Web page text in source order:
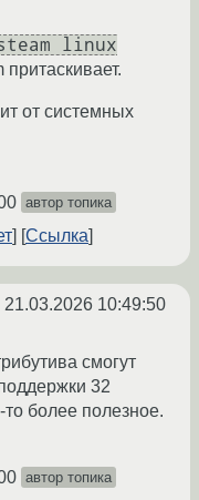
linux
от системных
автор топика
Ссылка
21.03.2026 10:49:50
смогут
32
то более полезное.
автор топика